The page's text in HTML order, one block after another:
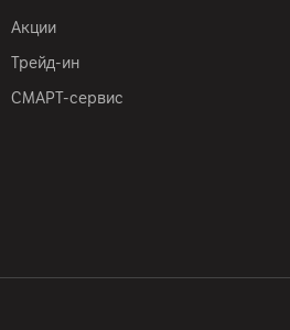
Акции
Трейд-ин
СМАРТ-сервис